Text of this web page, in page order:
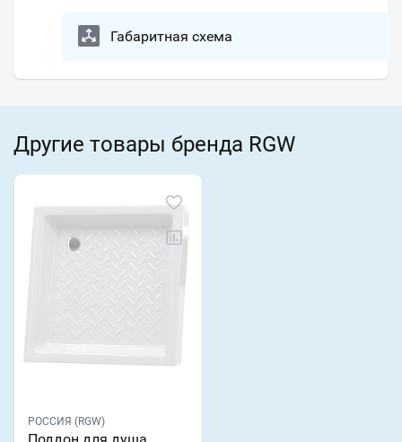
Габаритная схема
Другие товары бренда RGW
РОССИЯ (RGW)
Поддон для душа